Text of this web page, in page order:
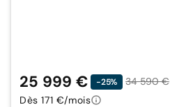
25 999 € -25%
34 590 €
Dès 171 €/mois